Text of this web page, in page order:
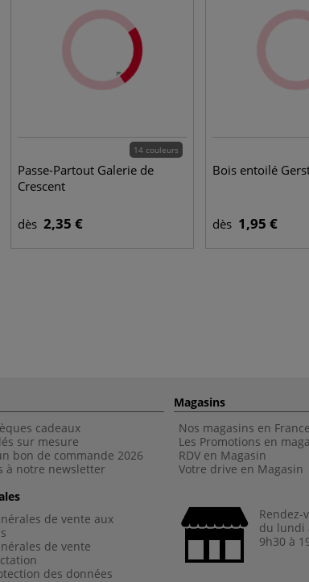
14 couleurs
Passe-Partout Galerie de
Crescent
dès 2,35 €
Bois entoilé
dès 1,95 €
cadeaux
sur mesure
bon de commande 2026
à notre newsletter
de vente aux
de vente
des données
Magasins
Nos magasins en France
Les Promotions en
RDV en Magasin
Votre drive en Magasin
Rendez-
du lundi
9h30 à